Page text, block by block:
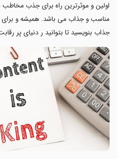
اولین و موثرترین راه برای جذب مخاطب
مناسب و جذاب می باشد. همیشه و برای
جذاب بنویسید تا بتوانید ر دنیای پر